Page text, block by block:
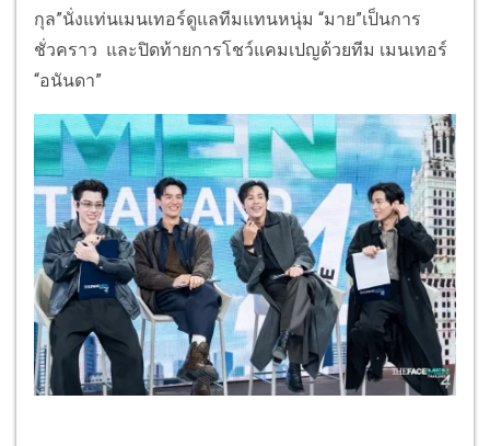
กุล”นั่งแท่นเมนเทอร์ดูแลทีมแทนหนุ่ม “มาย”เป็นการ
ชั่วคราว และปิดท้ายการโชว์แคมเปญด้วยทีม เมนเทอร์
“อนันดา”